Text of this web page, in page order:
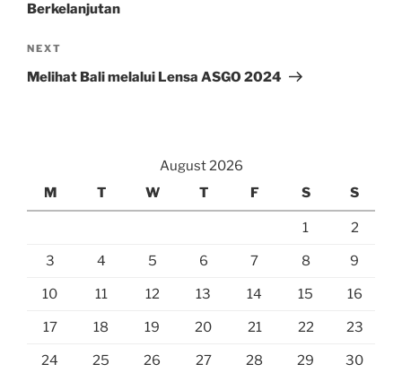
Berkelanjutan
Next
Post
NEXT
Melihat Bali melalui Lensa ASGO 2024
August 2026
M
T W T F S S
1 2
3 4 5 6 7 8 9
10 11 12 13 14 15 16
17 18 19 20 21 22 23
24 25 26 27 28 29 30